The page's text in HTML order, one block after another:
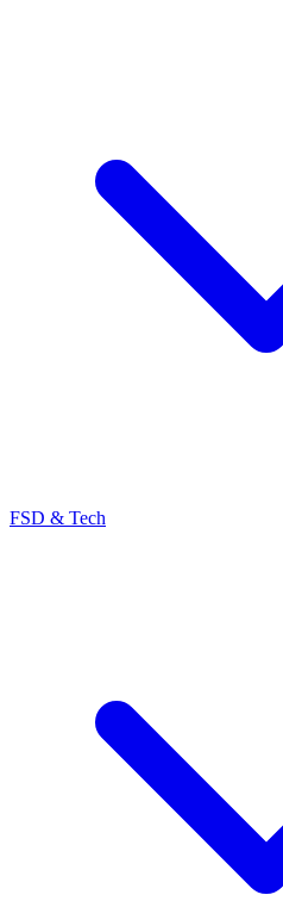
FSD & Tech